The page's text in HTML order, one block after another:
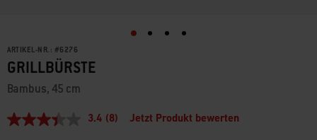
ARTIKEL-NR.: #6276
GRILLBÜRSTE
Bambus, 45 cm
3.4
3.4 (8) Jetzt Produkt bewerten